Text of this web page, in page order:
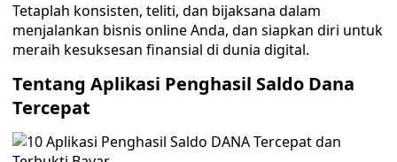
Tetaplah konsisten, teliti, dan bijaksana dalam
menjalankan bisnis online Anda, dan siapkan diri untuk
meraih kesuksesan finansial di dunia digital.
Tentang Aplikasi Penghasil Saldo Dana
Tercepat